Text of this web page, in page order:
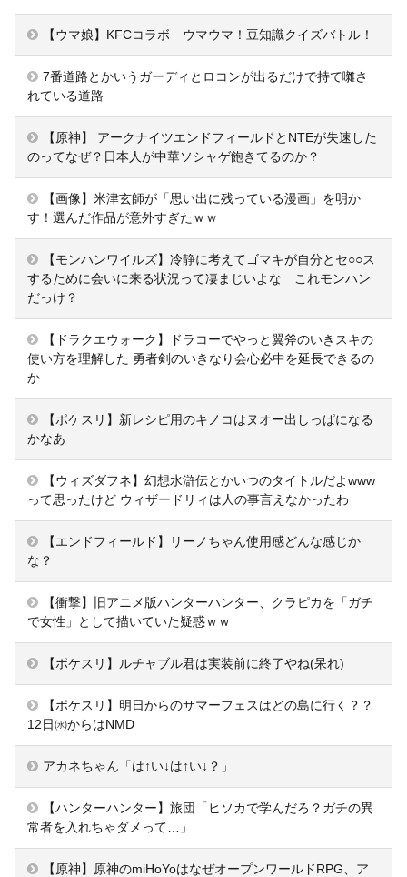
【ウマ娘】KFCコラボ ウマウマ！豆知識クイズバトル！
7番道路とかいうガーディとロコンが出るだけで持て囃さ
れている道路
【原神】 アークナイツエンドフィールドとNTEが失速した
のってなぜ？日本人が中華ソシャゲ飽きてるのか？
【画像】米津玄師が「思い出に残っている漫画」を明か
す！選んだ作品が意外すぎたｗｗ
【モンハンワイルズ】冷静に考えてゴマキが自分とセ○○ス
するために会いに来る状況って凄まじいよな これモンハン
だっけ？
【ドラクエウォーク】ドラコーでやっと翼斧のいきスキの
使い方を理解した 勇者剣のいきなり会心必中を延長できるの
か
【ポケスリ】新レシピ用のキノコはヌオー出しっぱになる
かなあ
【ウィズダフネ】幻想水滸伝とかいつのタイトルだよwww
って思ったけど ウィザードリィは人の事言えなかったわ
【エンドフィールド】リーノちゃん使用感どんな感じか
な？
【衝撃】旧アニメ版ハンターハンター、クラピカを「ガチ
で女性」として描いていた疑惑ｗｗ
【ポケスリ】ルチャブル君は実装前に終了やね(呆れ)
【ポケスリ】明日からのサマーフェスはどの島に行く？？
12日㈬からはNMD
アカネちゃん「は↑い↓は↑い↓？」
【ハンターハンター】旅団「ヒソカで学んだろ？ガチの異
常者を入れちゃダメって…」
【原神】原神のmiHoYoはなぜオープンワールドRPG、ア